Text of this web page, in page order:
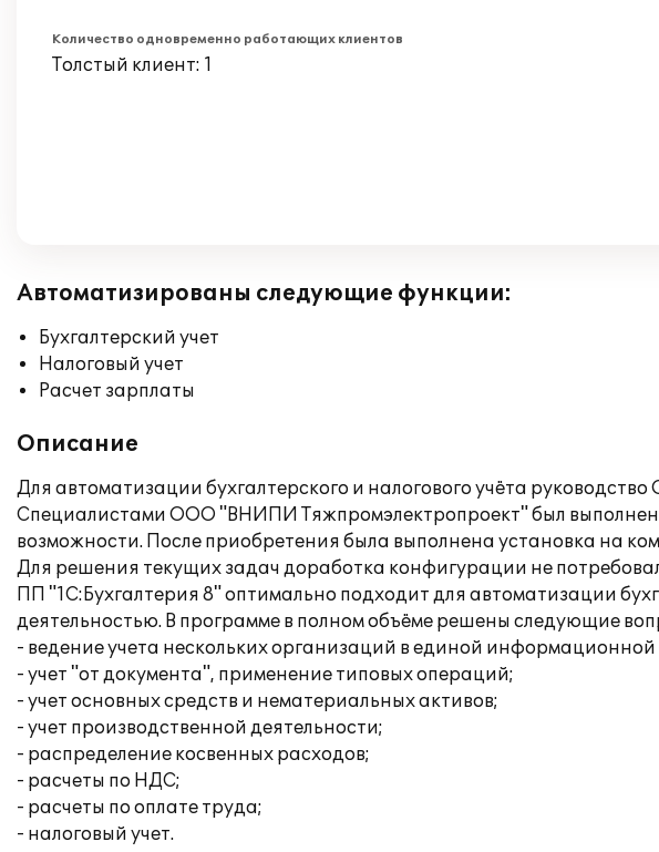
Количество одновременно работающих клиентов
Толстый клиент: 1
Автоматизированы следующие функции:
Бухгалтерский учет
Налоговый учет
Расчет зарплаты
Описание
Для автоматизации бухгалтерского и налогового учёта
Специалистами ООО "ВНИПИ Тяжпромэлектропроект" был выполнен
возможности. После приобретения была выполнена установка на
Для решения текущих задач доработка конфигурации не
ПП "1C:Бухгалтерия 8" оптимально подходит для автоматизации
деятельностью. В программе в полном объёме решены следующие
- ведение учета нескольких организаций в единой информационной
- учет "от документа", применение типовых операций;
- учет основных средств и нематериальных активов;
- учет производственной деятельности;
- распределение косвенных расходов;
- расчеты по НДС;
- расчеты по оплате труда;
- налоговый учет.